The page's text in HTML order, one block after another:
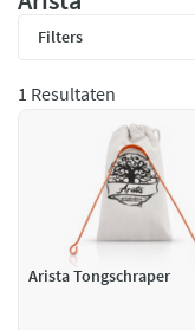
Filters
1 Resultaten
Arista Tongschraper